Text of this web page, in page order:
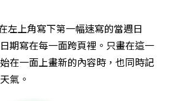
左上角寫下第一幅速寫的當週日
期寫在每一面跨頁裡。只畫在這一
在一面上畫新的內容時，也同時記
氣。